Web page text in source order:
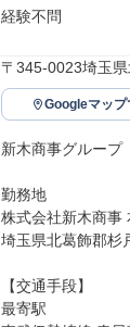
経験不問
〒345-0023埼玉
Googleマップ
新木商事グループ
勤務地
株式会社新木商事
埼玉県北葛飾郡杉
【交通手段】
最寄駅